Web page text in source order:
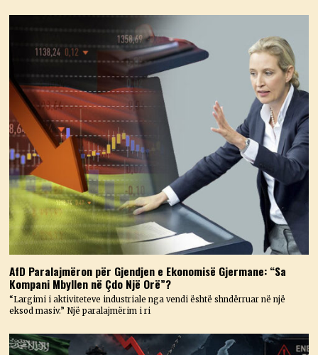
AfD Paralajmëron për Gjendjen e Ekonomisë Gjermane: “Sa
Kompani Mbyllen në Çdo Një Orë”?
“Largimi i aktiviteteve industriale nga vendi është shndërruar në një
eksod masiv.” Një paralajmërim i ri